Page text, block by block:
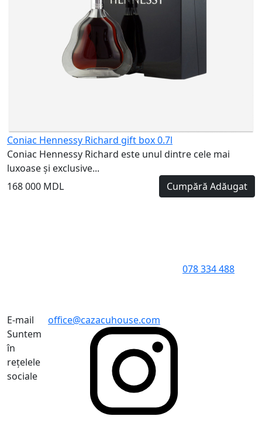
Coniac Hennessy Richard gift box 0.7l
Coniac Hennessy Richard este unul dintre cele mai
luxoase și exclusive...
168 000 MDL
Cumpără Adăugat
078 334 488
E-mail
office@cazacuhouse.com
Suntem
în
rețelele
sociale